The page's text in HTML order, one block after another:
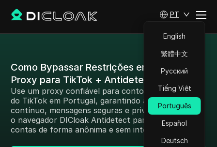
PT
English
繁體中文
Русский
Tiếng Việt
Português
Español
Deutsch
Como Bypassar Restrições em Portugal:
Proxy para TikTok + Antidetect
Use um proxy confiável para contornar restrições
do TikTok em Portugal, garantindo acesso
contínuo, mensagens seguras e privacidade. Integre
o navegador DICloak Antidetect para operar várias
contas de forma anônima e sem interrupções.